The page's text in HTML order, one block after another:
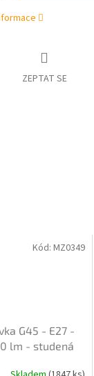
ZEPTAT SE
G45 - E27 -
lm - studená
Kód:MZ0349